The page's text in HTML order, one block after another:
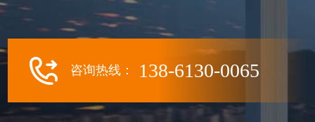
咨询热线： 138-6130-0065